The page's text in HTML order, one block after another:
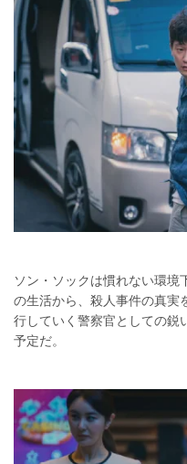
ソン・ソックは慣れない環境
の生活から、殺人事件の真実
行していく警察官としての鋭
予定だ。